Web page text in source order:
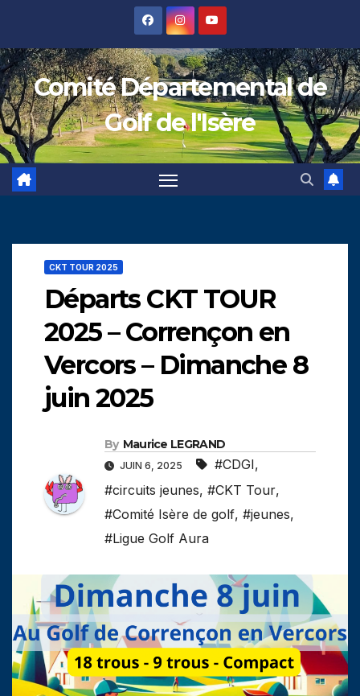
content
Comité Départemental de
Golf de l'Isère
CKT TOUR 2025
Départs CKT TOUR
2025 – Corrençon en
Vercors – Dimanche 8
juin 2025
By Maurice LEGRAND
JUIN 6, 2025 #CDGI,
#circuits jeunes, #CKT Tour,
#Comité Isère de golf, #jeunes,
#Ligue Golf Aura